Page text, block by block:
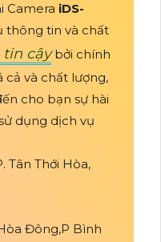
Camera iDS-
thông tin và chất
tin cậybởi chính
cả và chất lượng,
cho bạn sự hài
dụng dịch vụ
Tân Thới Hòa,
Đông,P Bình